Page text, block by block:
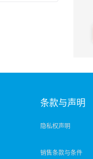
条款与声明
隐私权声明
销售条款与条件